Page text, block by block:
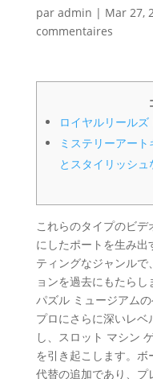
par admin | Mar 27,
commentaires
ロイヤルリールズ
ミステリーアー
とスタイリッシ
これらのタイプのビ
にしたポートを生み
ティングなジャンル
ョンを過去にもたらし
パズル ミュージアム
プロにさらに深いレ
し、スロット マシン
を引き起こします。
代替の追加であり、プ